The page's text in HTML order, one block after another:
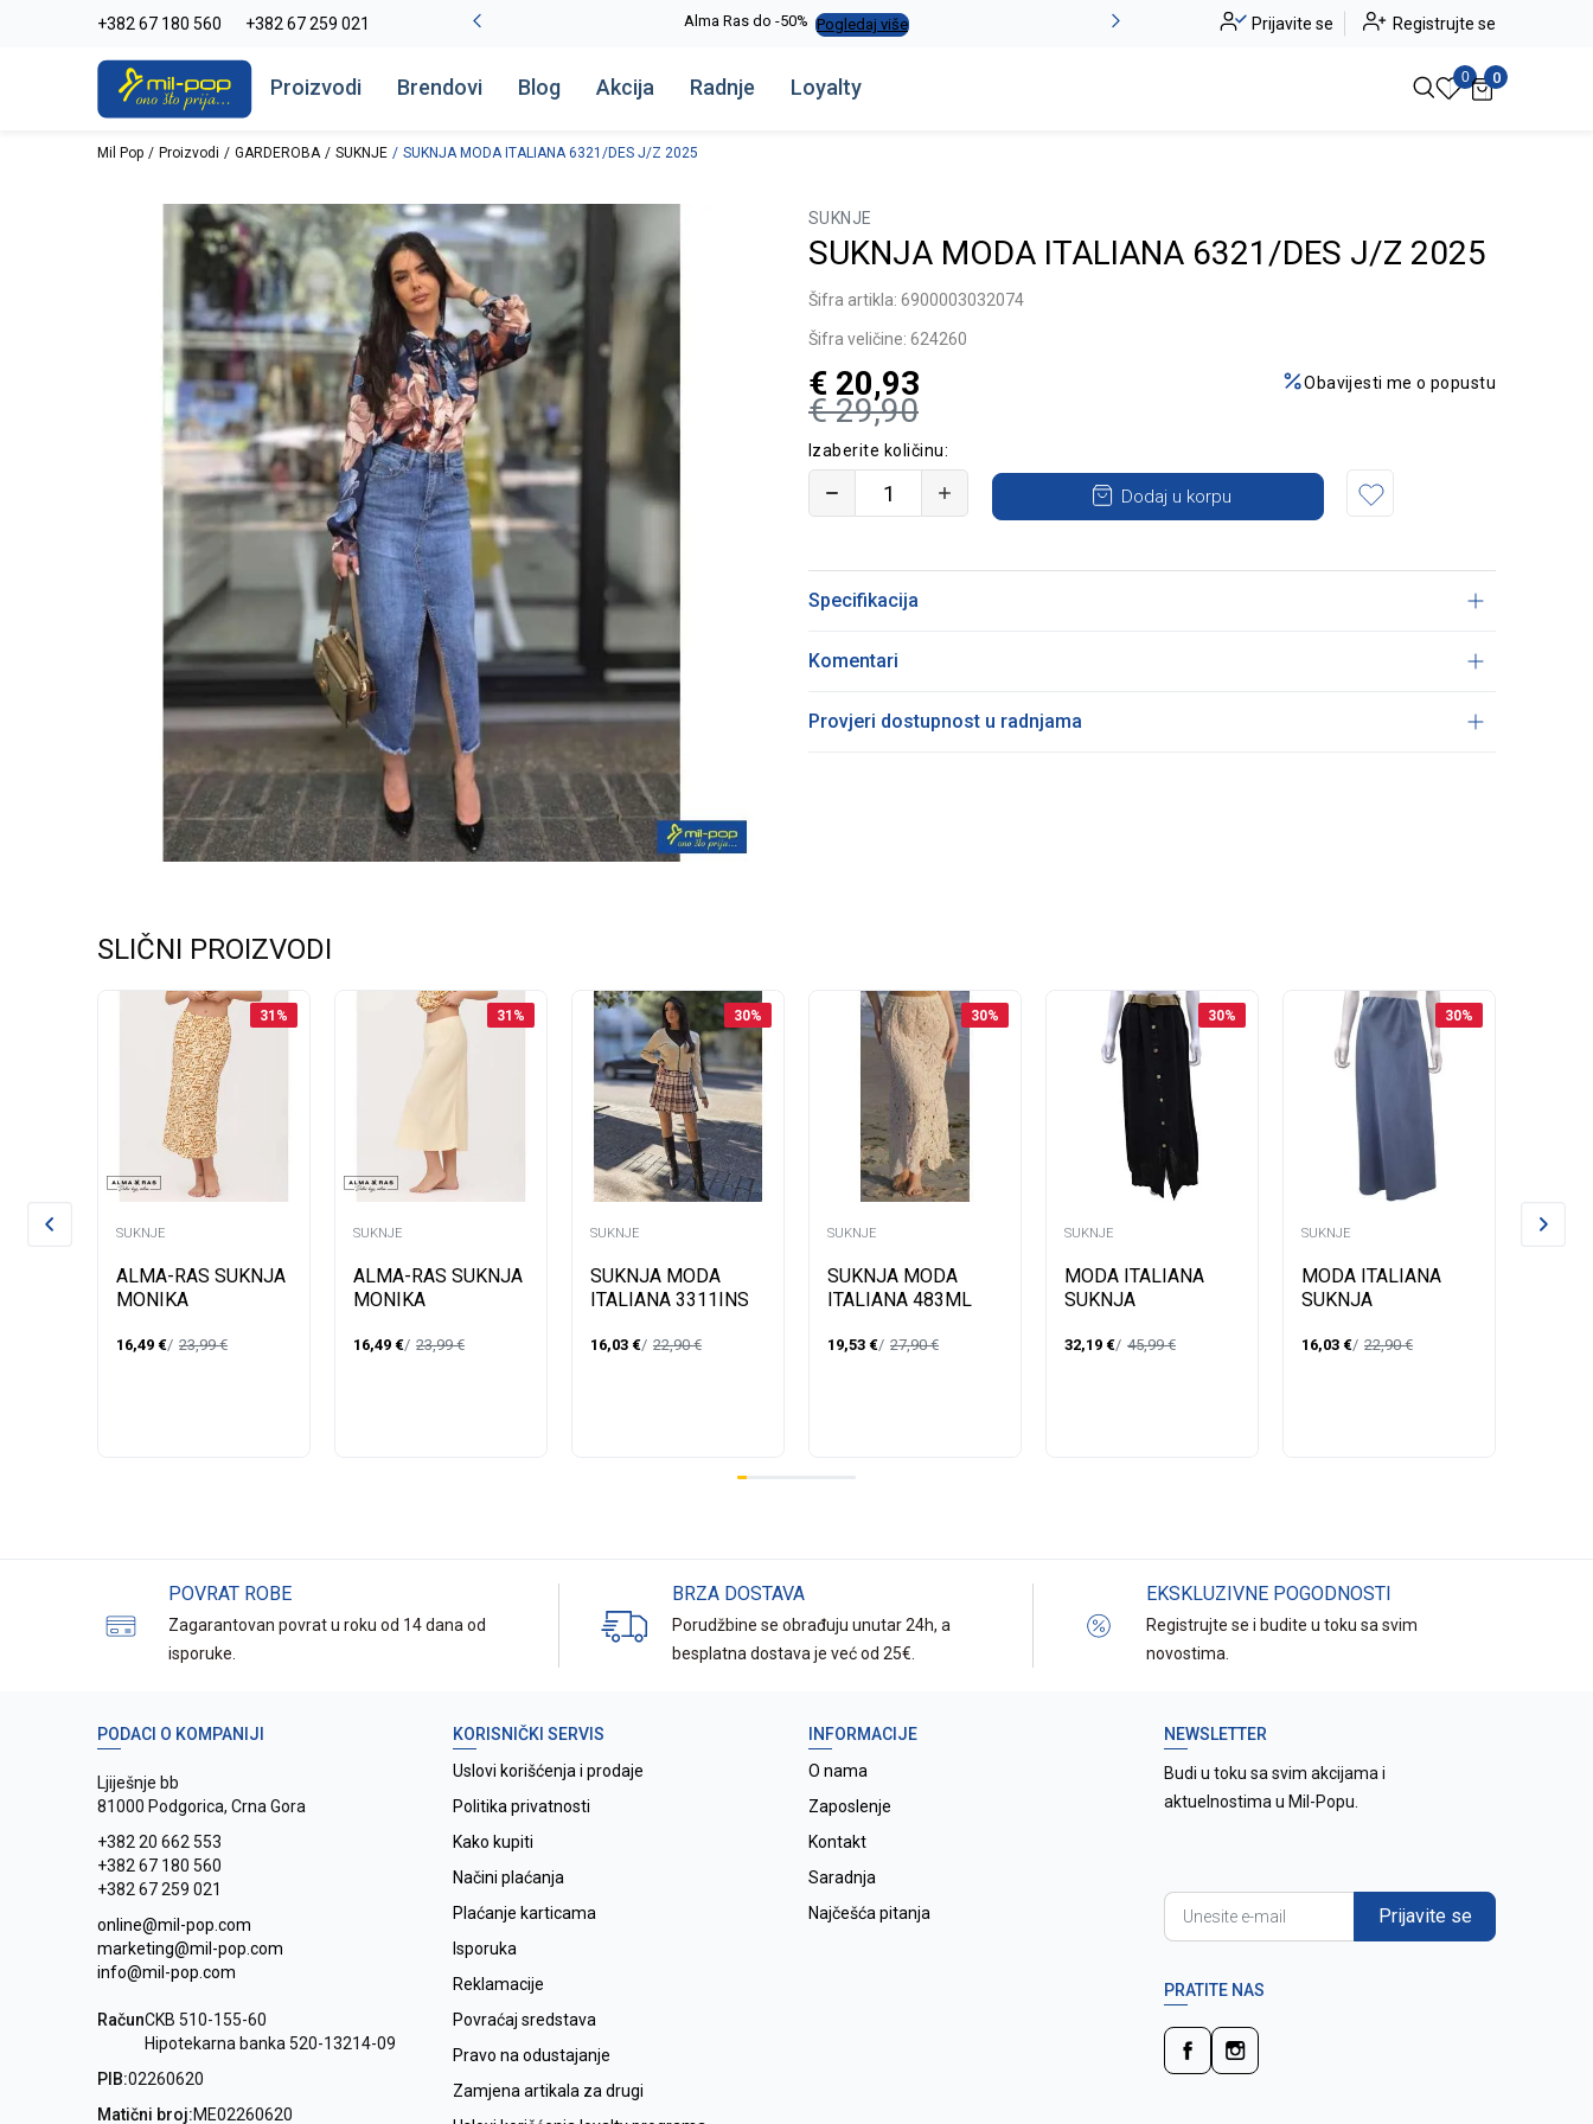
+382 67 180 560 +382 67 259 021
La Plage peškiri do -30% Pogledaj više Alma Ras do -50% Pogledaj više Novo u ponudi - Jadea Pogledaj više
Prijavite se Registrujte se
Proizvodi Brendovi Blog Akcija Radnje Loyalty 0 0
Mil Pop Proizvodi GARDEROBA SUKNJE SUKNJA MODA ITALIANA 6321/DES J/Z 2025
SUKNJE
SUKNJA MODA ITALIANA 6321/DES J/Z 2025
Šifra artikla: 6900003032074
Šifra veličine: 624260
€ 29,90
€ 20,93 Obavijesti me o popustu
Izaberite količinu:
Dodaj u korpu
Specifikacija
Komentari
Provjeri dostupnost u radnjama
SLIČNI PROIZVODI
31 %
SUKNJE
ALMA-RAS SUKNJA
MONIKA
16,49 € 23,99€
31 %
SUKNJE
ALMA-RAS SUKNJA
MONIKA
16,49 € 23,99€
30%
SUKNJE
SUKNJA MODA
ITALIANA 3311INS
16,03 € 22,90€
30%
SUKNJE
SUKNJA MODA
ITALIANA 483ML
19,53 € 27,90€
30%
SUKNJE
MODA ITALIANA
SUKNJA
32,19 € 45,99€
30%
SUKNJE
MODA ITALIANA
SUKNJA
16,03 € 22,90€
SUKNJE
POVRAT ROBE
Zagarantovan povrat u roku od 14 dana od
isporuke.
BRZA DOSTAVA
Porudžbine se obrađuju unutar 24h, a
besplatna dostava je već od 25€.
EKSKLUZIVNE POGODNOSTI
Registrujte se i budite u toku sa svim
novostima.
PODACI O KOMPANIJI
Ljiješnje bb
81000 Podgorica, Crna Gora
+382 20 662 553
+382 67 180 560
+382 67 259 021
online@mil-pop.com
marketing@mil-pop.com
info@mil-pop.com
RačunCKB 510-155-60
Hipotekarna banka 520-13214-09
PIB:02260620
Matični broj:ME02260620
KORISNIČKI SERVIS
Uslovi korišćenja i prodaje
Politika privatnosti
Kako kupiti
Načini plaćanja
Plaćanje karticama
Isporuka
Reklamacije
Povraćaj sredstava
Pravo na odustajanje
Zamjena artikala za drugi
INFORMACIJE
O nama
Zaposlenje
Kontakt
Saradnja
Najčešća pitanja
NEWSLETTER
Budi u toku sa svim akcijama i
aktuelnostima u Mil-Popu.
Prijavite se
PRATITE NAS